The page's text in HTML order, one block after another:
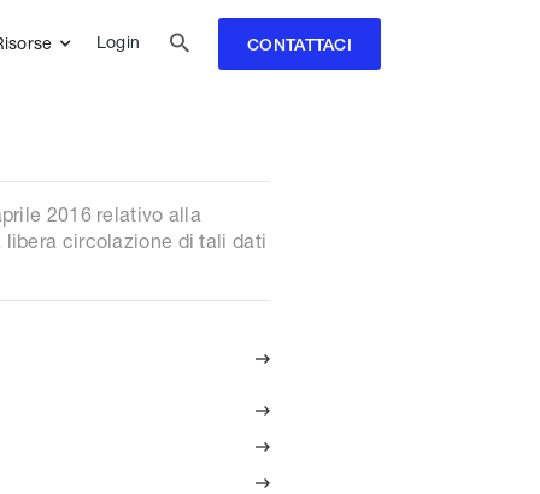
Login  CONTATTACI
2016 relativo alla
libera circolazione di tali dati



